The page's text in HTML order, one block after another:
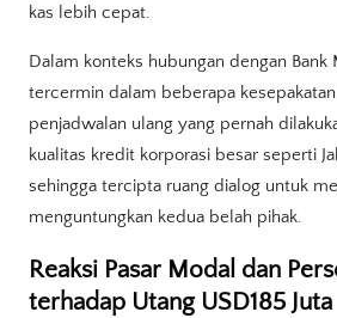
kas lebih cepat.
Dalam konteks hubungan dengan Bank
tercermin dalam beberapa
penjadwalan ulang yang pernah
kualitas kredit korporasi besar seperti
sehingga tercipta ruang dialog untuk
menguntungkan kedua belah pihak.
Reaksi Pasar Modal dan
terhadap Utang USD185 Juta